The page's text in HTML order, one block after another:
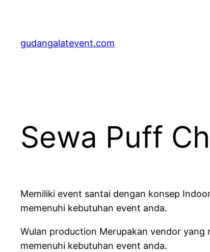
kontengudangalatevent.com
Sewa Puff
Memiliki event santai dengan konsep
memenuhi kebutuhan event anda.
Wulan production Merupakan vendor
memenuhi kebutuhan event anda.